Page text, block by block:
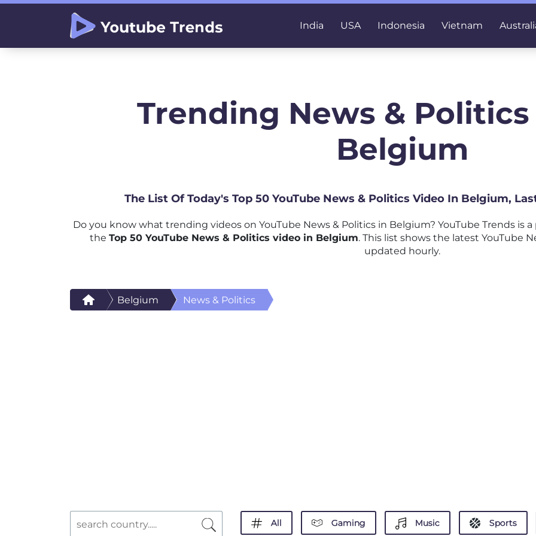
India USA Indonesia Vietnam
Trending News &
Belgium
The List Of Today's Top 50 YouTube News & Politics Video In Belgium,
Do you know what trending videos on YouTube News & Politics in Belgium? YouTube Trends is
the Top 50 YouTube News & Politics video in Belgium. This list shows the latest YouTube
updated hourly.
Belgium News & Politics
All Gaming Music Sports